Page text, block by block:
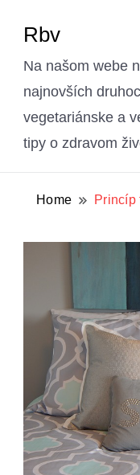
Rbv
Na našom webe
najnovších
vegetariánske a
tipy o zdravom
Home Princíp